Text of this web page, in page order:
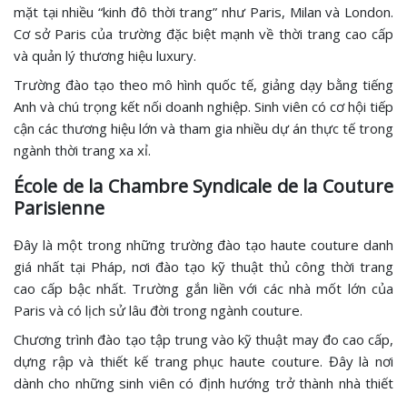
mặt tại nhiều “kinh đô thời trang” như Paris, Milan và London.
Cơ sở Paris của trường đặc biệt mạnh về thời trang cao cấp
và quản lý thương hiệu luxury.
Trường đào tạo theo mô hình quốc tế, giảng dạy bằng tiếng
Anh và chú trọng kết nối doanh nghiệp. Sinh viên có cơ hội tiếp
cận các thương hiệu lớn và tham gia nhiều dự án thực tế trong
ngành thời trang xa xỉ.
École de la Chambre Syndicale de la Couture
Parisienne
Đây là một trong những trường đào tạo haute couture danh
giá nhất tại Pháp, nơi đào tạo kỹ thuật thủ công thời trang
cao cấp bậc nhất. Trường gắn liền với các nhà mốt lớn của
Paris và có lịch sử lâu đời trong ngành couture.
Chương trình đào tạo tập trung vào kỹ thuật may đo cao cấp,
dựng rập và thiết kế trang phục haute couture. Đây là nơi
dành cho những sinh viên có định hướng trở thành nhà thiết